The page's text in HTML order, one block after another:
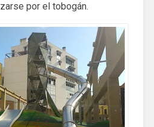
por el tobogán.